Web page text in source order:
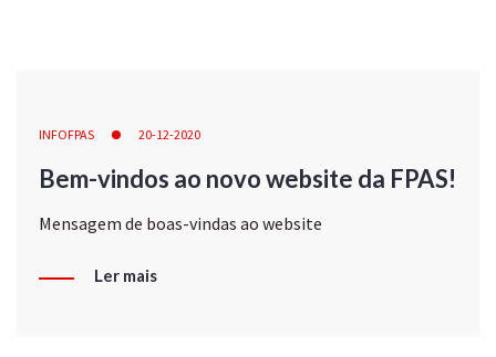
INFOFPAS 20-12-2020
Bem-vindos ao novo website da FPAS!
Mensagem de boas-vindas ao website
Ler mais